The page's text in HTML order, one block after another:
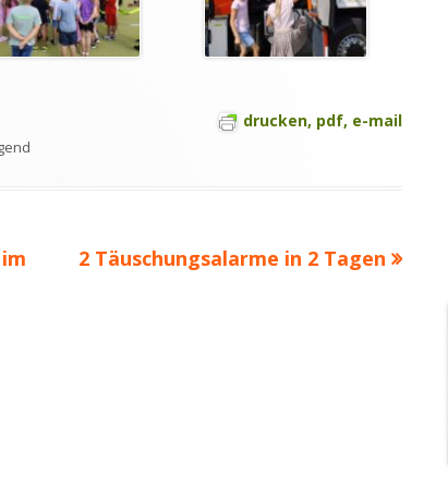
drucken, pdf, e-mail
Nächster
2 Täuschungsalarme in 2 Tagen